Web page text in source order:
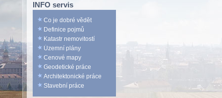
INFO servis
Co je dobré vědět
Definice pojmů
Katastr nemovitostí
Územní plány
Cenové mapy
Geodetické práce
Architektonické práce
Stavební práce